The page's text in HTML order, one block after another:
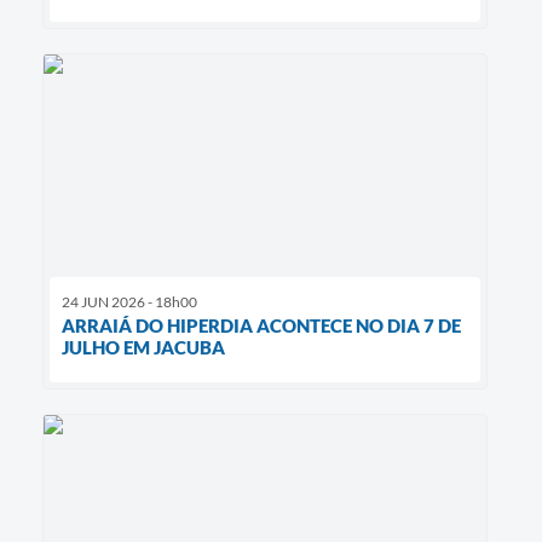
24 JUN 2026 - 18h00
ARRAIÁ DO HIPERDIA ACONTECE NO DIA 7 DE
JULHO EM JACUBA